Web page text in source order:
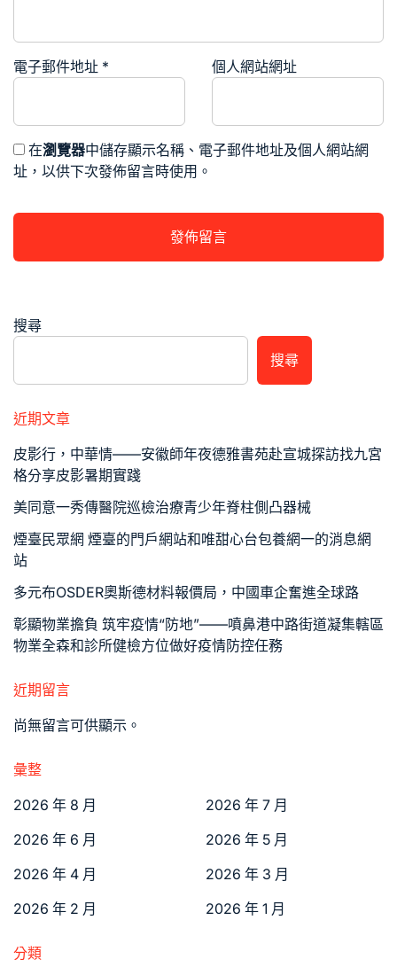
電子郵件地址 * 個人網站網址
在瀏覽器中儲存顯示名稱、電子郵件地址及個人網站網
址，以供下次發佈留言時使用。
搜尋
搜尋
近期文章
皮影行，中華情——安徽師年夜德雅書苑赴宣城探訪找九宮
格分享皮影暑期實踐
美同意一秀傳醫院巡檢治療青少年脊柱側凸器械
煙臺民眾網 煙臺的門戶網站和唯甜心台包養網一的消息網
站
多元布OSDER奧斯德材料報價局，中國車企奮進全球路
彰顯物業擔負 筑牢疫情“防地”——噴鼻港中路街道凝集轄區
物業全森和診所健檢方位做好疫情防控任務
近期留言
尚無留言可供顯示。
彙整
2026 年 8 月
2026 年 7 月
2026 年 6 月
2026 年 5 月
2026 年 4 月
2026 年 3 月
2026 年 2 月
2026 年 1 月
分類